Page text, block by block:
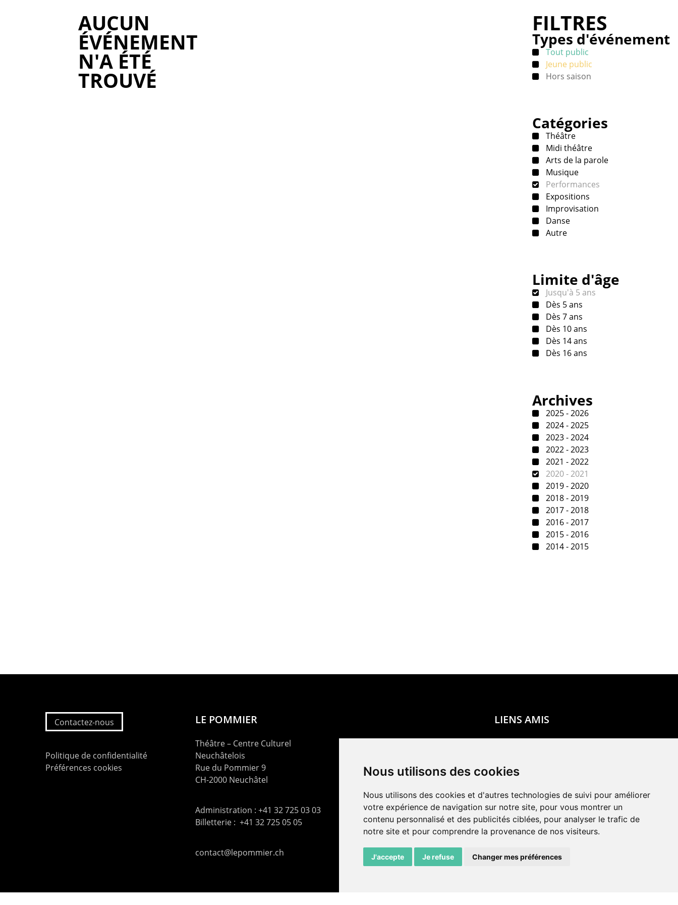
Nous utilisons des cookies
Nous utilisons des cookies et d'autres technologies de suivi pour améliorer
votre expérience de navigation sur notre site, pour vous montrer un
contenu personnalisé et des publicités ciblées, pour analyser le trafic de
notre site et pour comprendre la provenance de nos visiteurs.
J'accepte Je refuse Changer mes préférences
AUCUN
ÉVÉNEMENT
N'A ÉTÉ
TROUVÉ
FILTRES
Types d'événement
Tout public
Jeune public
Hors saison
Catégories
Théâtre
Midi théâtre
Arts de la parole
Musique
Performances
Expositions
Improvisation
Danse
Autre
Limite d'âge
Jusqu'à 5 ans
Dès 5 ans
Dès 7 ans
Dès 10 ans
Dès 14 ans
Dès 16 ans
Archives
2025 - 2026
2024 - 2025
2023 - 2024
2022 - 2023
2021 - 2022
2020 - 2021
2019 - 2020
2018 - 2019
2017 - 2018
2016 - 2017
2015 - 2016
2014 - 2015
Contactez-nous
Politique de confidentialité
Préférences cookies
LE POMMIER
Théâtre – Centre Culturel
Neuchâtelois
Rue du Pommier 9
CH-2000 Neuchâtel
Administration : +41 32 725 03 03
Billetterie : +41 32 725 05 05
contact@lepommier.ch
LIENS AMIS